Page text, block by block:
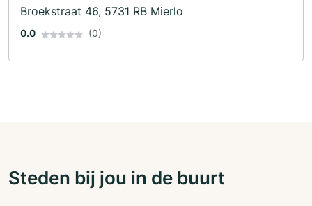
Broekstraat 46, 5731 RB Mierlo
0.0 (0)
Steden bij jou in de buurt